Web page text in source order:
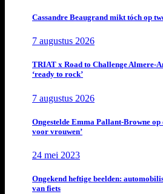
Cassandre Beaugrand mikt tóch op
7 augustus 2026
TRIAT x Road to Challenge Almere-
‘ready to rock’
7 augustus 2026
Ongestelde Emma Pallant-Browne
voor vrouwen’
24 mei 2023
Ongekend heftige beelden:
van fiets